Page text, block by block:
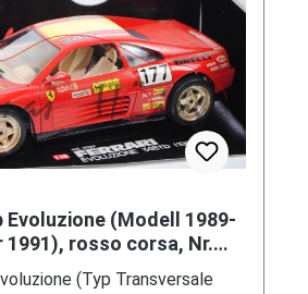
Evoluzione (Modell 1989-
1991), rosso corsa, Nr.
1:18, mb
(Typ Transversale